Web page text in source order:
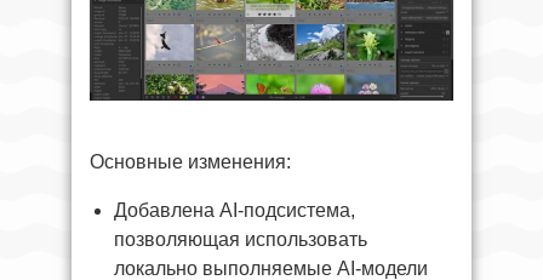
Основные изменения:
Добавлена AI-подсистема,
позволяющая использовать
локально выполняемые AI-модели